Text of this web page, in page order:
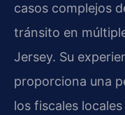
casos complejos
tránsito en
Jersey. Su
proporciona una
los fiscales